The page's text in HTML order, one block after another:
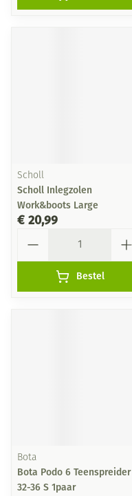
Scholl
Scholl Inlegzolen
Work&boots Large
€ 20,99
Bestel
Bota
Bota Podo 6 Teenspreider
32-36 S 1paar